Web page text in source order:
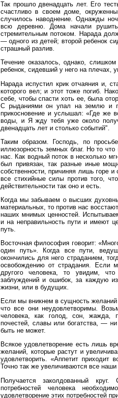
Так прошло двенадцать лет. Его
счастливо в своем доме,
случилось наводнение. Однажды
всю деревню. Дома начали
стремительным потоком. Нарада
— одного из детей; второй ребенок
страшный разлив.
Течение оказалось, однако,
ребенок, сидевший у него на плечах,
Нарада испустил крик отчаяния и,
которого вел; и этот тоже погиб.
себе, чтобы спасти хоть ее, была
С рыданиями он упал на землю и
прикосновение и услышал: «Где же
воды, и Я жду тебя уже около
двенадцать лет и столько событий".
Таким образом. Господь, по
иллюзорность земных благ. Но то
нас. Как водный поток в несколько
был привязан, так разные иные
собственности, причиняя лишь горе
все стихийные силы против того,
действительности так оно и есть.
Когда мы забываем о высших
материальных, то против нас
наших мнимых ценностей.
и на неправильность пути и имеют
путь.
Восточная философия говорит:
один путь». Когда все пути,
окончились для него страданием,
освобождению от страдания. Если
другого человека, то увидим,
заблуждений и ошибок, за каждую
жизни, или в будущих.
Если мы вникнем в сущность
что все они неудовлетворимы.
человека, как голод, сон, жажда,
почестей, славы или богатства, —
быть не может.
Всякое удовлетворение есть лишь
желаний, которые растут и
удовлетворить. «Аппетит
Точно так же увеличиваются все
Получается заколдованный
потребностей человека
удовлетворение этих потребностей